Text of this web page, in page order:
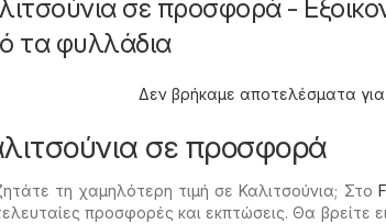
σε προσφορά -
τα φυλλάδια
Δεν βρήκαμε αποτελέσματα
σε προσφορά
τη χαμηλότερη τιμή σε Καλιτσούνια; Στο
προσφορές και εκπτώσεις. Θα βρείτε